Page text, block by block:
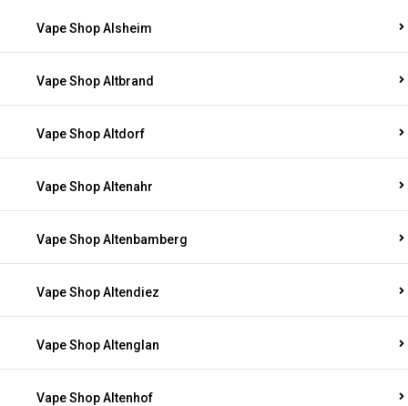
Vape Shop Alsheim
Vape Shop Altbrand
Vape Shop Altdorf
Vape Shop Altenahr
Vape Shop Altenbamberg
Vape Shop Altendiez
Vape Shop Altenglan
Vape Shop Altenhof